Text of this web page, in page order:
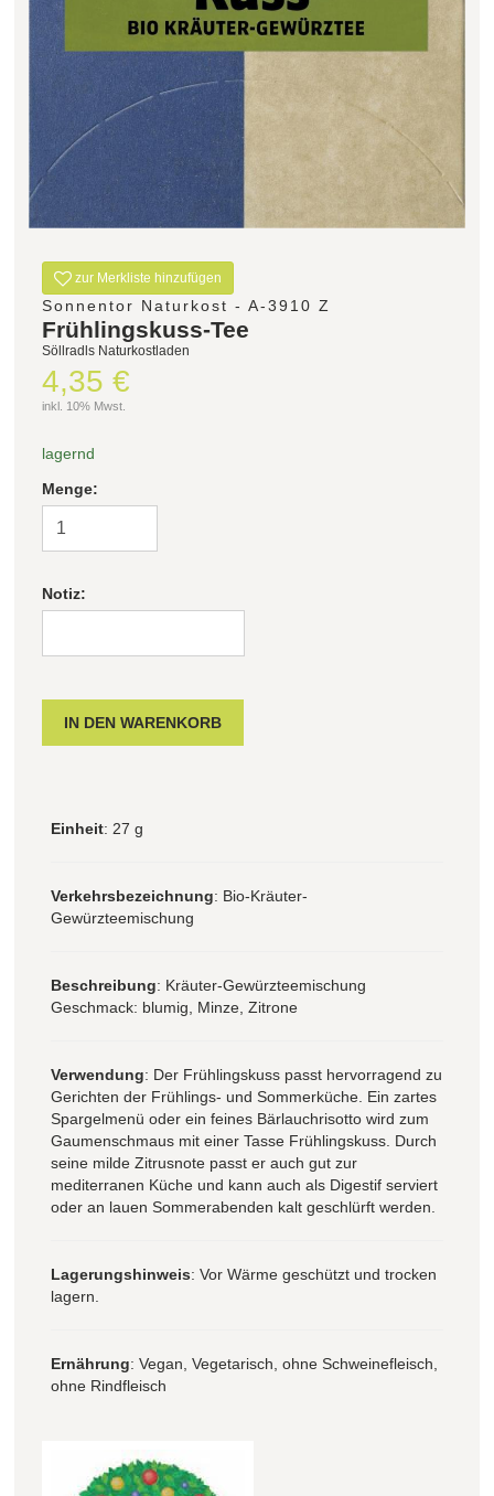
zur Merkliste hinzufügen
Sonnentor Naturkost - A-3910 Z
Frühlingskuss-Tee
Söllradls Naturkostladen
4,35 €
inkl. 10% Mwst.
lagernd
Menge:
Notiz:
Einheit: 27 g
Verkehrsbezeichnung: Bio-Kräuter-
Gewürzteemischung
Beschreibung: Kräuter-Gewürzteemischung
Geschmack: blumig, Minze, Zitrone
Verwendung: Der Frühlingskuss passt hervorragend zu
Gerichten der Frühlings- und Sommerküche. Ein zartes
Spargelmenü oder ein feines Bärlauchrisotto wird zum
Gaumenschmaus mit einer Tasse Frühlingskuss. Durch
seine milde Zitrusnote passt er auch gut zur
mediterranen Küche und kann auch als Digestif serviert
oder an lauen Sommerabenden kalt geschlürft werden.
Lagerungshinweis: Vor Wärme geschützt und trocken
lagern.
Ernährung: Vegan, Vegetarisch, ohne Schweinefleisch,
ohne Rindfleisch